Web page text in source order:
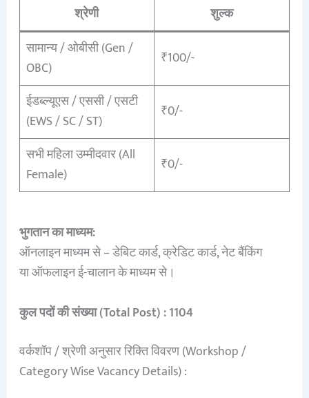
श्रेणी
शुल्क
सामान्य / ओबीसी (Gen /
OBC)
₹100/-
ईडब्ल्यूएस / एससी / एसटी
(EWS / SC / ST)
₹0/-
सभी महिला उम्मीदवार (All
Female)
₹0/-
भुगतान का माध्यम:
ऑनलाइन माध्यम से – डेबिट कार्ड, क्रेडिट कार्ड, नेट बैंकिंग
या ऑफलाइन ई-चालान के माध्यम से।
कुल पदों की संख्या (Total Post) : 1104
वर्कशॉप / श्रेणी अनुसार रिक्ति विवरण (Workshop /
Category Wise Vacancy Details) :